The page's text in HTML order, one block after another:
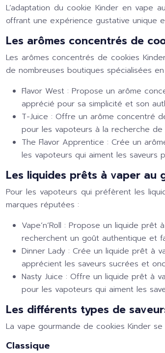
L’adaptation du cookie Kinder en vape
offrant une expérience gustative unique
Les arômes concentrés de
Les arômes concentrés de cookies
de nombreuses boutiques spécialisées
Flavor West : Propose un arôme
apprécié pour sa simplicité et son
T-Juice : Offre un arôme concentré
pour les vapoteurs à la recherche de
The Flavor Apprentice : Crée un
les vapoteurs qui aiment les saveurs
Les liquides prêts à vaper au
Pour les vapoteurs qui préfèrent les
marques réputées :
Vape’n’Roll : Propose un liquide prêt
recherchent un goût authentique et
Dinner Lady : Crée un liquide prêt à
apprécient les saveurs sucrées et
Nasty Juice : Offre un liquide prêt à
pour les vapoteurs qui aiment les
Les différents types de
La vape gourmande de cookies Kinder
Classique